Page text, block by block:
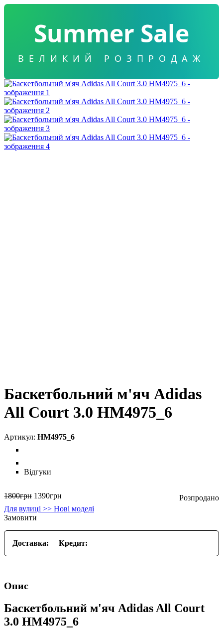
Summer Sale
ВЕЛИКИЙ РОЗПРОДАЖ
Баскетбольний м'яч Adidas
All Court 3.0 HM4975_6
HM4975_6
Відгуки
1800грн 1390грн
Для вулиці >> Нові моделі
Замовити
Доставка: Кредит:
Опис
Баскетбольний м'яч Adidas All Court
3.0 HM4975_6